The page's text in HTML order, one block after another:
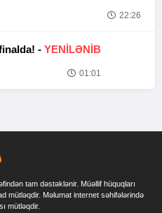
22:26
- YENİLƏNİB
01:01
tam dəstəklənir. Müəllif hüquqları
mütləqdir. Məlumat internet səhifələrində
mütləqdir.